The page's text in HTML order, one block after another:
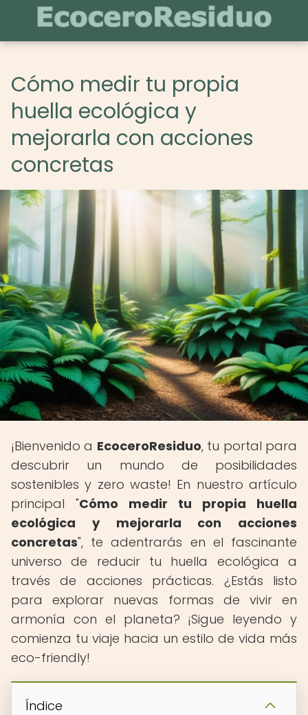
Cómo medir tu propia
huella ecológica y
mejorarla con acciones
concretas
¡Bienvenido a EcoceroResiduo, tu portal para
descubrir un mundo de posibilidades
sostenibles y zero waste! En nuestro artículo
principal "Cómo medir tu propia huella
ecológica y mejorarla con acciones
concretas", te adentrarás en el fascinante
universo de reducir tu huella ecológica a
través de acciones prácticas. ¿Estás listo
para explorar nuevas formas de vivir en
armonía con el planeta? ¡Sigue leyendo y
comienza tu viaje hacia un estilo de vida más
eco-friendly!
Índice